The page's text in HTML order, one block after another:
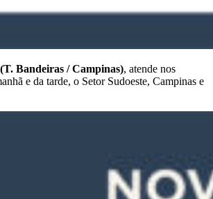
Bandeiras / Campinas), atende nos
e da tarde, o Setor Sudoeste, Campinas e